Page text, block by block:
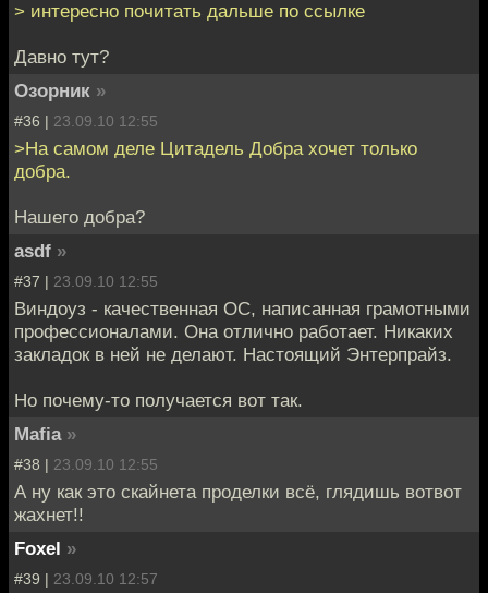
> интересно почитать дальше по ссылке
Давно тут?
Озорник »
#36 | 23.09.10 12:55
>На самом деле Цитадель Добра хочет только
добра.
Нашего добра?
asdf »
#37 | 23.09.10 12:55
Виндоуз - качественная ОС, написанная грамотными
профессионалами. Она отлично работает. Никаких
закладок в ней не делают. Настоящий Энтерпрайз.
Но почему-то получается вот так.
Mafia »
#38 | 23.09.10 12:55
А ну как это скайнета проделки всё, глядишь вотвот
жахнет!!
Foxel »
#39 | 23.09.10 12:57